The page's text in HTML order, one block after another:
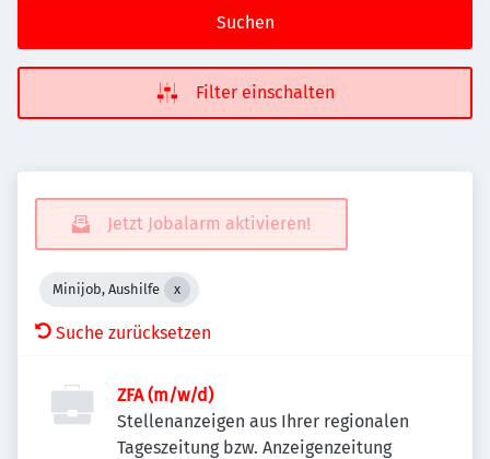
Suchen
Filter einschalten
Jetzt Jobalarm aktivieren!
Minijob, Aushilfe
Suche zurücksetzen
ZFA (m/w/d)
Stellenanzeigen aus Ihrer regionalen
Tageszeitung bzw. Anzeigenzeitung